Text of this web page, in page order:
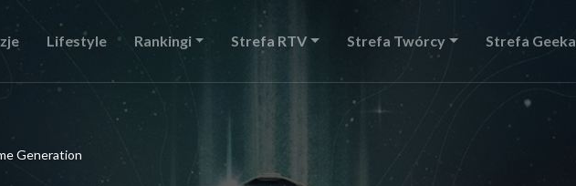
Lifestyle Rankingi Strefa RTV Strefa Twórcy Strefa Geeka
Generation